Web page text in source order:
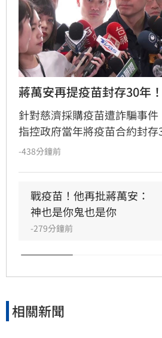
蔣萬安再提疫苗封存30年
針對慈濟採購疫苗遭詐騙事
指控政府當年將疫苗合約封
此，周軒發文反擊，指出吳子
次澄清，並質疑蔣萬安身為
一無所知，大酸其言論恐步
社會對於疫苗採購政治爭議與
-438分鐘前
戰疫苗！他再批蔣萬安：
神也是你鬼也是你
-279分鐘前
相關新聞